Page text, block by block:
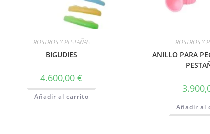
ROSTROS Y PESTAÑAS
BIGUDIES
4.600,00 €
Añadir al carrito
ROSTROS Y
ANILLO PARA
Añadir al